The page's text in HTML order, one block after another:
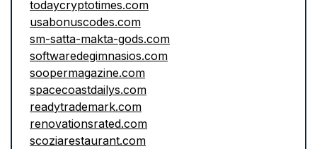
todaycryptotimes.com
usabonuscodes.com
sm-satta-makta-gods.com
softwaredegimnasios.com
soopermagazine.com
spacecoastdailys.com
readytrademark.com
renovationsrated.com
scoziarestaurant.com